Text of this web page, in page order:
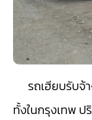
รถเฮียบรับจ้า
ทั้งในกรุงเทพ